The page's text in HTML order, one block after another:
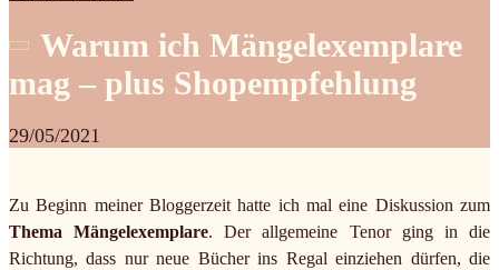
Warum ich Mängelexemplare
mag – plus Shopempfehlung
29/05/2021
Zu Beginn meiner Bloggerzeit hatte ich mal eine Diskussion zum
Thema Mängelexemplare. Der allgemeine Tenor ging in die
Richtung, dass nur neue Bücher ins Regal einziehen dürfen, die